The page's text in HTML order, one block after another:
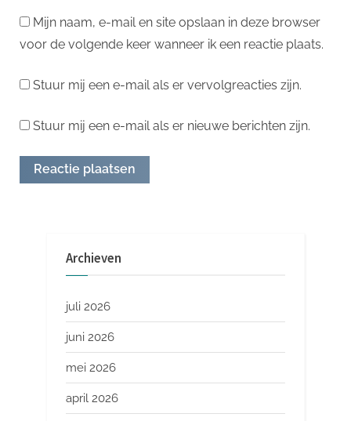
Mijn naam, e-mail en site opslaan in deze browser
voor de volgende keer wanneer ik een reactie plaats.
Stuur mij een e-mail als er vervolgreacties zijn.
Stuur mij een e-mail als er nieuwe berichten zijn.
Archieven
juli 2026
juni 2026
mei 2026
april 2026